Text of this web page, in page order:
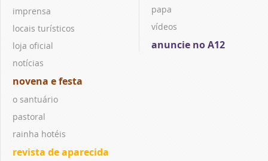
imprensa
locais turísticos
loja oficial
notícias
novena e festa
o santuário
pastoral
rainha hotéis
revista de aparecida
papa
vídeos
anuncie no A12